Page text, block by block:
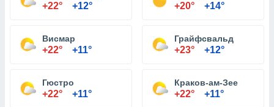
+22° +12° +20° +14°
Висмар
+22° +11°
Грайфсвальд
+23° +12°
Гюстро
+22° +11°
Краков-ам-Зее
+22° +11°